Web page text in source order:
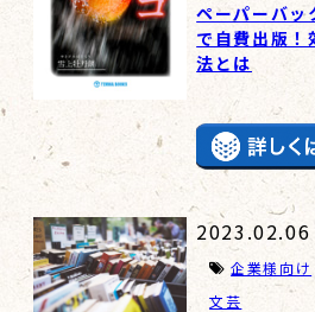
ペーパーバッ
で自費出版！
法とは
2023.02.06
企業様向け
文芸